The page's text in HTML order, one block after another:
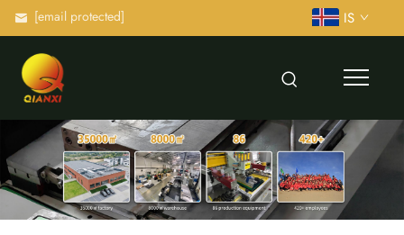
[email protected] IS